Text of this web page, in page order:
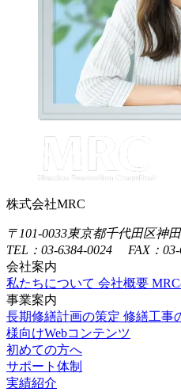
関連記事
株式会社MRC
〒101-0033東京都千代田区神
TEL：03-6384-0024 FAX：03-
会社案内
私たちについて 会社概要
事業案内
長期修繕計画の策定 修繕工事
様向けWebコンテンツ
初めての方へ
サポート体制
実績紹介